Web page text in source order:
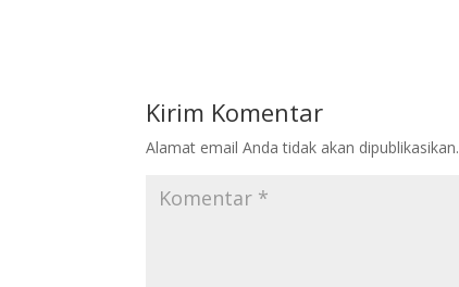
Kirim Komentar
Alamat email Anda tidak akan dipublikasikan.